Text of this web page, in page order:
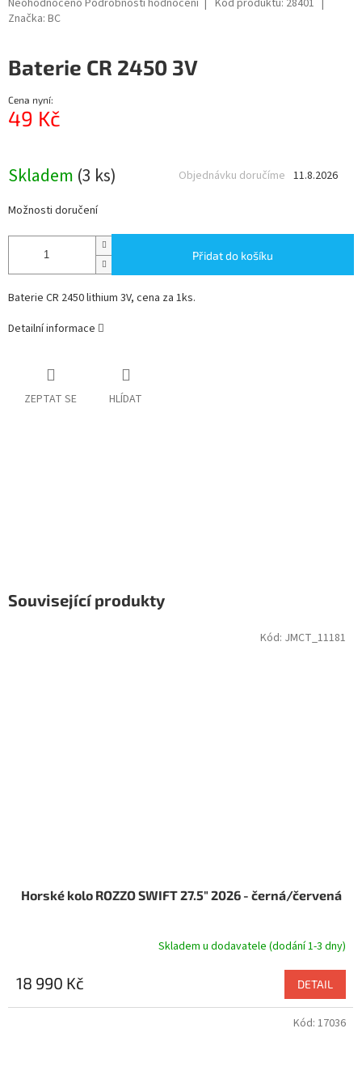
hodnocení
0,0
z
5
hvězdiček.
Neohodnoceno Podrobnosti hodnocení Kód produktu: 28401
Značka: BC
Baterie CR 2450 3V
Cena nyní:
49 Kč
Skladem (3 ks) 11.8.2026
Objednávku doručíme
Možnosti doručení
Přidat do košíku
Baterie CR 2450 lithium 3V, cena za 1ks.
Detailní informace
ZEPTAT SE HLÍDAT
Související produkty
Horské kolo ROZZO SWIFT 27.5" 2026 - černá/červená
Skladem u dodavatele (dodání 1-3 dny)
18 990 Kč DETAIL
Kód: JMCT_11181
Kód: 17036